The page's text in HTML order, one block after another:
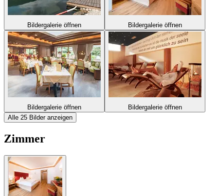
Bildergalerie öffnen Bildergalerie öffnen
Bildergalerie öffnen
Bildergalerie öffnen
Alle 25 Bilder anzeigen
Zimmer